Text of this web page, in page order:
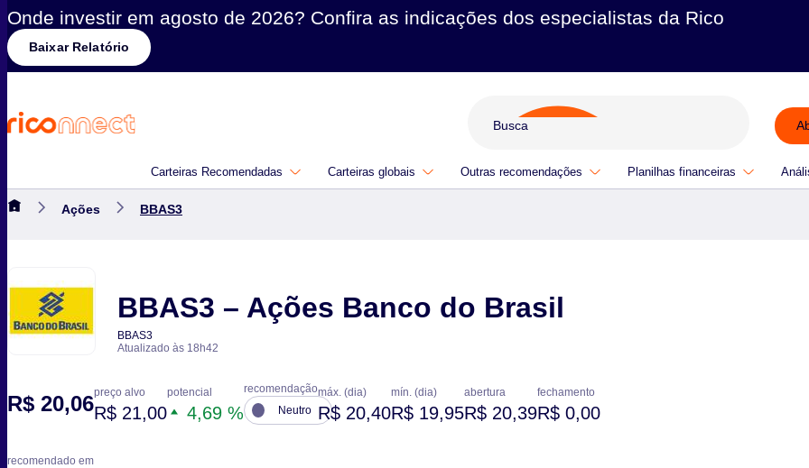
Onde investir em agosto de 2026? Confira as indicações dos especialistas da Rico
Baixar Relatório
Carteiras Recomendadas Carteiras globais Outras recomendações Planilhas financeiras
Ações BBAS3
BBAS3 – Ações Banco do Brasil
BBAS3
Atualizado às 18h42
R$ 20,06preço alvo
R$ 21,00
potencial
4,69 %
recomendação
Neutro
máx. (dia)
R$ 20,40
mín. (dia)
R$ 19,95
abertura
R$ 20,39
fechamento
R$ 0,00
recomendado em